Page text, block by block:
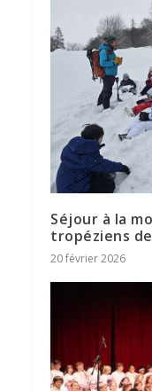
Séjour à la
tropéziens
20 février 2026